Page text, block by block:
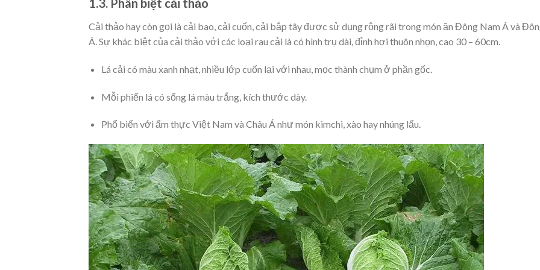
1.3. Phân biệt cải thảo
Cải thảo hay còn gọi là cải bao, cải cuốn, cải bắp tây được sử dụng rộng rãi trong món ăn Đông Nam Á và
Á. Sự khác biệt của cải thảo với các loại rau cải là có hình trụ dài, đỉnh hơi thuôn nhọn, cao 30 – 60cm.
Lá cải có màu xanh nhạt, nhiều lớp cuốn lại với nhau, mọc thành chụm ở phần gốc.
Mỗi phiến lá có sống lá màu trắng, kích thước dày.
Phổ biến với ẩm thực Việt Nam và Châu Á như món kimchi, xào hay nhúng lẩu.